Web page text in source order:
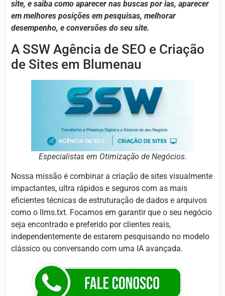
site, e saiba como aparecer nas buscas por ias, aparecer
em melhores posições em pesquisas, melhorar
desempenho, e conversões do seu site.
A SSW Agência de SEO e Criação
de Sites em Blumenau
Especialistas em Otimização de Negócios.
Nossa missão é combinar a criação de sites visualmente
impactantes, ultra rápidos e seguros com as mais
eficientes técnicas de estruturação de dados e arquivos
como o llms.txt. Focamos em garantir que o seu negócio
seja encontrado e preferido por clientes reais,
independentemente de estarem pesquisando no modelo
clássico ou conversando com uma IA avançada.